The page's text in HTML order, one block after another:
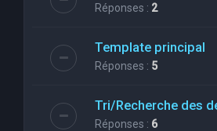
Réponses : 2
Template principal
Réponses : 5
Tri/Recherche des
Réponses : 6